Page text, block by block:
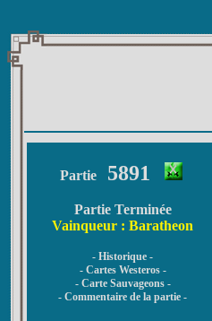
Partie 5891
Partie Terminée
Vainqueur : Baratheon
- Historique -
- Cartes Westeros -
- Carte Sauvageons -
- Commentaire de la partie -